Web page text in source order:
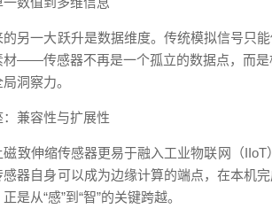
另一大跃升是数据维度。传统模拟信号只
材——传感器不再是一个孤立的数据点，而
洞察力。
兼容性与扩展性
致伸缩传感器更易于融入工业物联网（
感器自身可以成为边缘计算的端点，在本机
是从“感”到“智”的关键跨越。